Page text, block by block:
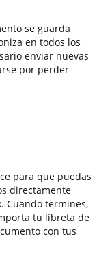
se guarda
en todos los
enviar nuevas
por perder
para que puedas
directamente
Cuando termines,
tu libreta de
con tus